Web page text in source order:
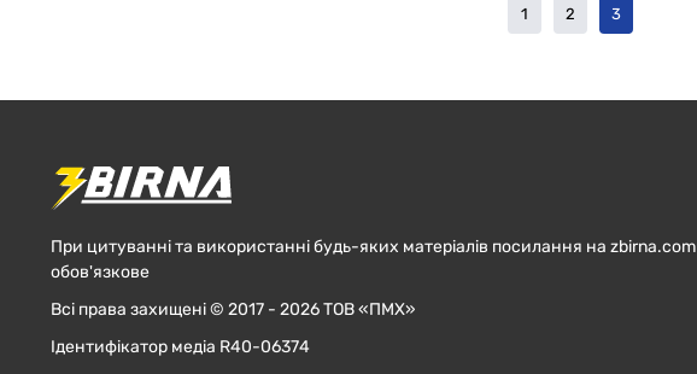
1 2 3
При цитуванні та використанні будь-яких матеріалів посилання на zbirna.com
обов'язкове
Всі права захищені © 2017 - 2026 ТОВ «ПМХ»
Ідентифікатор медіа R40-06374